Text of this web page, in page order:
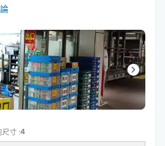
尺寸 :4